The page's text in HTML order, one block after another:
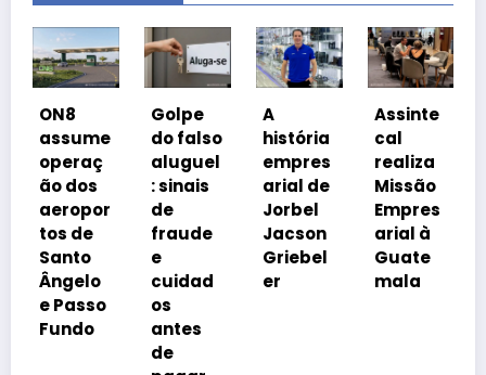
assume
operaç
ão dos
aeropor
tos de
Santo
Ângelo
e Passo
Fundo
Golpe
do falso
aluguel
: sinais
fraude
cuidad
antes
história
empres
arial de
Jorbel
Jacson
Griebel
Assinte
realiza
Missão
Empres
arial à
Guate
mala